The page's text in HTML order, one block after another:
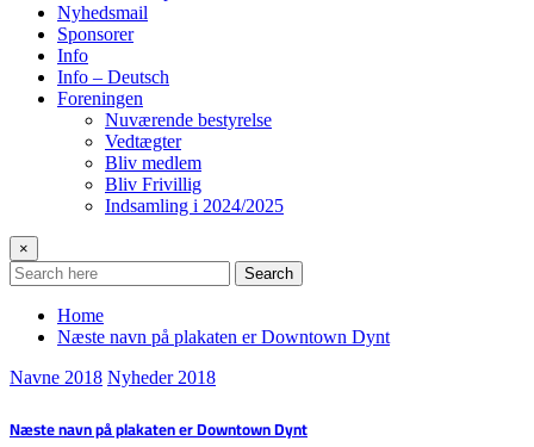
Nyhedsmail
Sponsorer
Info
Info – Deutsch
Foreningen
Nuværende bestyrelse
Vedtægter
Bliv medlem
Bliv Frivillig
Indsamling i 2024/2025
×
Search
Home
Næste navn på plakaten er Downtown Dynt
Navne 2018 Nyheder 2018
Næste navn på plakaten er Downtown Dynt